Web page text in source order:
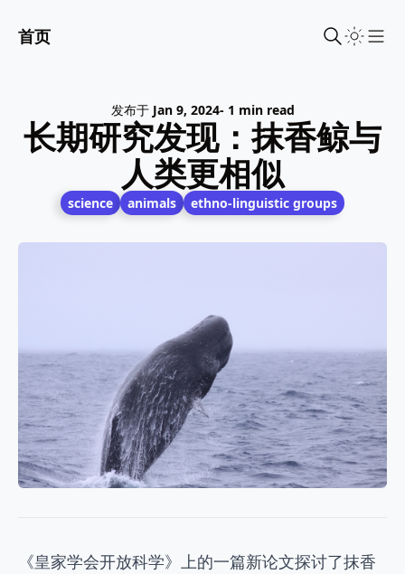
首页
发布于 Jan 9, 2024- 1 min read
长期研究发现：抹香鲸与
人类更相似
science animals ethno-linguistic groups
《皇家学会开放科学》上的一篇新论文探讨了抹香